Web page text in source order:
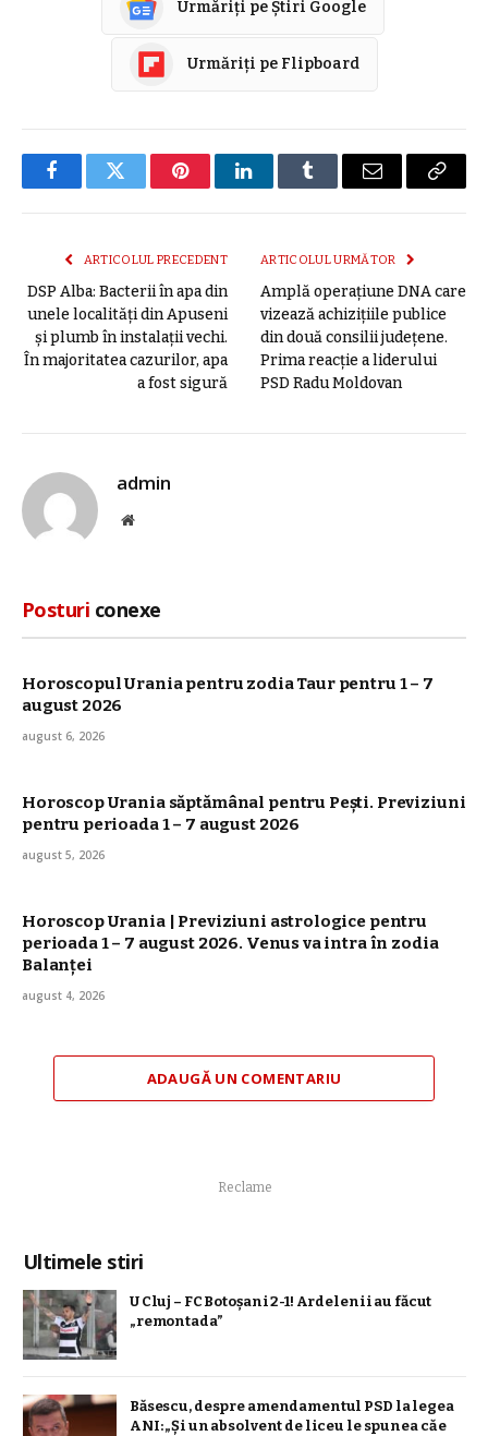
Urmăriți pe Știri Google
Urmăriți pe Flipboard
FacebookTwitter PinterestLinkedInTumblr E-
ARTICOLUL PRECEDENT
DSP Alba: Bacterii în apa din
unele localități din Apuseni
și plumb în instalații vechi.
În majoritatea cazurilor, apa
a fost sigură
ARTICOLUL URMĂTOR
Amplă operațiune DNA care
vizează achizițiile publice
din două consilii județene.
Prima reacție a liderului
PSD Radu Moldovan
admin
Site
Posturi conexe
Horoscopul Urania pentru zodia Taur pentru 1 – 7
august 2026
august 6, 2026
Horoscop Urania săptămânal pentru Pești. Previziuni
pentru perioada 1 – 7 august 2026
august 5, 2026
Horoscop Urania | Previziuni astrologice pentru
perioada 1 – 7 august 2026. Venus va intra în zodia
Balanței
august 4, 2026
ADAUGĂ UN COMENTARIU
Reclame
Ultimele stiri
U Cluj – FC Botoșani 2-1! Ardelenii au făcut
„remontada”
Băsescu, despre amendamentul PSD la legea
ANI: „Și un absolvent de liceu le spunea că e